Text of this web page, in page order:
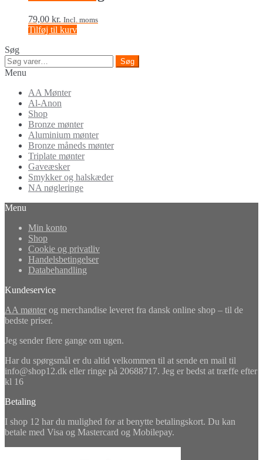
79,00 kr. Incl. moms
Tilføj til kurv
Søg
Søg
efter:
Søg
Menu
AA Mønter
Al-Anon
Shop
Bronze mønter
Aluminium mønter
Bronze måneds mønter
Triplate mønter
Gaveæsker
Smykker og halskæder
NA nøgleringe
Menu
Min konto
Shop
Cookie og privatliv
Handelsbetingelser
Databehandling
Kundeservice
AA mønter og merchandise leveret fra dansk online shop – til de
bedste priser.
Jeg sender flere gange om ugen.
Har du spørgsmål er du altid velkommen til at sende en mail til
info@shop12.dk eller ringe på 20688717. Jeg er bedst at træffe efter
kl 16
Betaling
I shop 12 har du mulighed for at benytte betalingskort. Du kan
betale med Visa og Mastercard og Mobilepay.